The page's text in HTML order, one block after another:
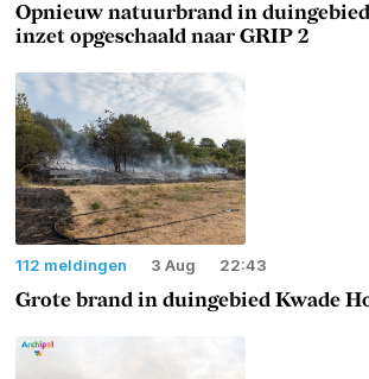
Opnieuw natuurbrand in
inzet opgeschaald naar GRIP 2
112 meldingen 3 Aug 22:43
Grote brand in duingebied Kwade